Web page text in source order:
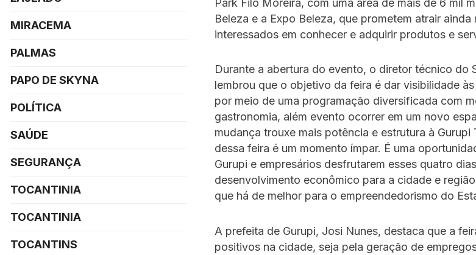
Beleza e a Expo Beleza, que prometem atrair ainda
interessados em conhecer e adquirir produtos e
Durante a abertura do evento, o diretor técnico do
lembrou que o objetivo da feira é dar visibilidade
por meio de uma programação diversificada com
gastronomia, além evento ocorrer em um novo
mudança trouxe mais potência e estrutura à Gurupi
dessa feira é um momento ímpar. É uma
Gurupi e empresários desfrutarem esses quatro
desenvolvimento econômico para a cidade e
que há de melhor para o empreendedorismo do
A prefeita de Gurupi, Josi Nunes, destaca que a
positivos na cidade, seja pela geração de
MIRACEMA
PALMAS
PAPO DE SKYNA
POLÍTICA
SAÚDE
SEGURANÇA
TOCANTINIA
TOCANTINIA
TOCANTINS